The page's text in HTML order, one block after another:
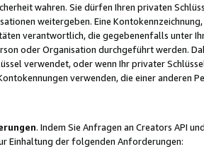
wahren. Sie dürfen Ihren privaten
weitergeben. Eine
verantwortlich, die gegebenenfalls unter
oder Organisation durchgeführt werden.
verwendet, oder wenn Ihr privater
verwenden, die einer anderen
. Indem Sie Anfragen an Creators API
Einhaltung der folgenden Anforderungen: